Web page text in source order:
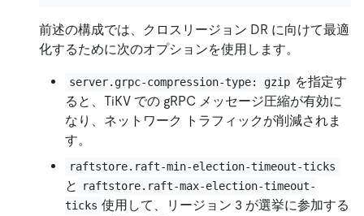
前述の構成では、クロスリージョン DR に向けて最適
化するために次のオプションを使用します。
server.grpc-compression-type: gzip を指定す
ると、TiKV での gRPC メッセージ圧縮が有効に
なり、ネットワーク トラフィックが削減されま
す。
raftstore.raft-min-election-timeout-ticks
と
raftstore.raft-max-election-timeout-
ticks 使用して、リージョン 3 が選挙に参加する